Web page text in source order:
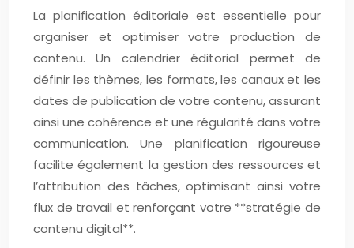
La planification éditoriale est essentielle pour
organiser et optimiser votre production de
contenu. Un calendrier éditorial permet de
définir les thèmes, les formats, les canaux et les
dates de publication de votre contenu, assurant
ainsi une cohérence et une régularité dans votre
communication. Une planification rigoureuse
facilite également la gestion des ressources et
l’attribution des tâches, optimisant ainsi votre
flux de travail et renforçant votre **stratégie de
contenu digital**.